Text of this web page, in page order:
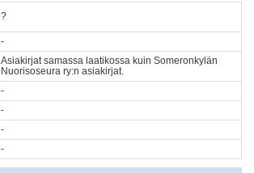
?
-
Asiakirjat samassa laatikossa kuin Someronkylän
Nuorisoseura ry:n asiakirjat.
-
-
-
-